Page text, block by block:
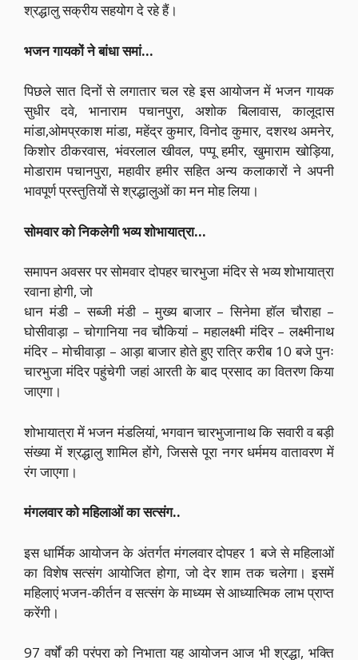
श्रद्धालु सक्रीय सहयोग दे रहे हैं।
भजन गायकों ने बांधा समां…
पिछले सात दिनों से लगातार चल रहे इस आयोजन में भजन गायक
सुधीर दवे, भानाराम पचानपुरा, अशोक बिलावास, कालूदास
मांडा,ओमप्रकाश मांडा, महेंद्र कुमार, विनोद कुमार, दशरथ अमनेर,
किशोर ठीकरवास, भंवरलाल खीवल, पप्पू हमीर, खुमाराम खोड़िया,
मोडाराम पचानपुरा, महावीर हमीर सहित अन्य कलाकारों ने अपनी
भावपूर्ण प्रस्तुतियों से श्रद्धालुओं का मन मोह लिया।
सोमवार को निकलेगी भव्य शोभायात्रा…
समापन अवसर पर सोमवार दोपहर चारभुजा मंदिर से भव्य शोभायात्रा
रवाना होगी, जो
धान मंडी – सब्जी मंडी – मुख्य बाजार – सिनेमा हॉल चौराहा –
घोसीवाड़ा – चोगानिया नव चौकियां – महालक्ष्मी मंदिर – लक्ष्मीनाथ
मंदिर – मोचीवाड़ा – आड़ा बाजार होते हुए रात्रि करीब 10 बजे पुनः
चारभुजा मंदिर पहुंचेगी जहां आरती के बाद प्रसाद का वितरण किया
जाएगा।
शोभायात्रा में भजन मंडलियां, भगवान चारभुजानाथ कि सवारी व बड़ी
संख्या में श्रद्धालु शामिल होंगे, जिससे पूरा नगर धर्ममय वातावरण में
रंग जाएगा।
मंगलवार को महिलाओं का सत्संग..
इस धार्मिक आयोजन के अंतर्गत मंगलवार दोपहर 1 बजे से महिलाओं
का विशेष सत्संग आयोजित होगा, जो देर शाम तक चलेगा। इसमें
महिलाएं भजन-कीर्तन व सत्संग के माध्यम से आध्यात्मिक लाभ प्राप्त
करेंगी।
97 वर्षों की परंपरा को निभाता यह आयोजन आज भी श्रद्धा, भक्ति